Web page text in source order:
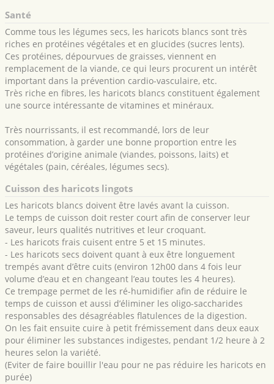
Santé
Comme tous les légumes secs, les haricots blancs sont très
riches en protéines végétales et en glucides (sucres lents).
Ces protéines, dépourvues de graisses, viennent en
remplacement de la viande, ce qui leurs procurent un intérêt
important dans la prévention cardio-vasculaire, etc.
Très riche en fibres, les haricots blancs constituent également
une source intéressante de vitamines et minéraux.
Très nourrissants, il est recommandé, lors de leur
consommation, à garder une bonne proportion entre les
protéines d’origine animale (viandes, poissons, laits) et
végétales (pain, céréales, légumes secs).
Cuisson des haricots lingots
Les haricots blancs doivent être lavés avant la cuisson.
Le temps de cuisson doit rester court afin de conserver leur
saveur, leurs qualités nutritives et leur croquant.
- Les haricots frais cuisent entre 5 et 15 minutes.
- Les haricots secs doivent quant à eux être longuement
trempés avant d’être cuits (environ 12h00 dans 4 fois leur
volume d’eau et en changeant l’eau toutes les 4 heures).
Ce trempage permet de les ré-humidifier afin de réduire le
temps de cuisson et aussi d’éliminer les oligo-saccharides
responsables des désagréables flatulences de la digestion.
On les fait ensuite cuire à petit frémissement dans deux eaux
pour éliminer les substances indigestes, pendant 1/2 heure à 2
heures selon la variété.
(Eviter de faire bouillir l'eau pour ne pas réduire les haricots en
purée)